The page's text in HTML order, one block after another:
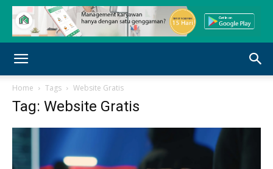
Home Tags Website Gratis
Tag: Website Gratis